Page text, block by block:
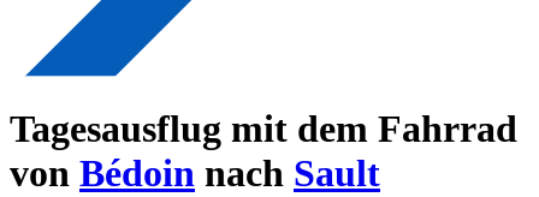
Tagesausflug mit dem Fahrrad
von Bédoin nach Sault